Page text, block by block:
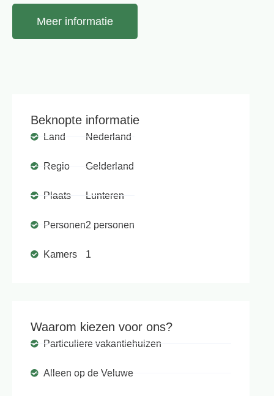
Meer informatie
Beknopte informatie
Land
Regio
Plaats
Personen
Kamers
Nederland
Gelderland
Lunteren
2 personen
1
Waarom kiezen voor ons?
Particuliere vakantiehuizen
Alleen op de Veluwe